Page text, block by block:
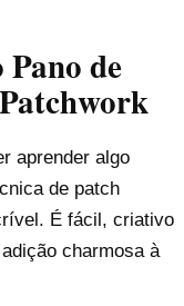
de
aprender algo
de patch
É fácil, criativo
charmosa à